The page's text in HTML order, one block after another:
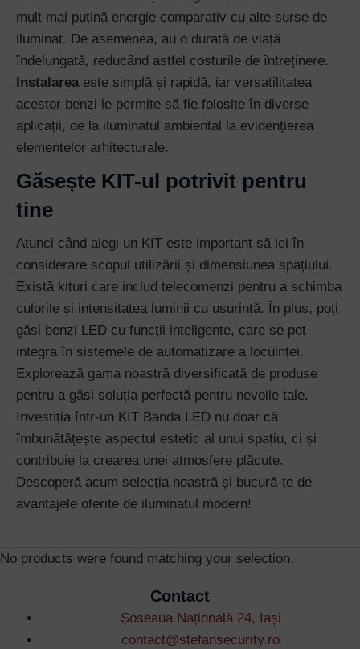
mult mai puțină energie comparativ cu alte surse de
iluminat. De asemenea, au o durată de viață
îndelungată, reducând astfel costurile de întreținere.
Instalareaeste simplă și rapidă, iar versatilitatea
acestor benzi le permite să fie folosite în diverse
aplicații, de la iluminatul ambiental la evidențierea
elementelor arhitecturale.
Găsește KIT-ul potrivit pentru
tine
Atunci când alegi un KIT este important să iei în
considerare scopul utilizării și dimensiunea spațiului.
Există kituri care includ telecomenzi pentru a schimba
culorile și intensitatea luminii cu ușurință. În plus, poți
găsi benzi LED cu funcții inteligente, care se pot
integra în sistemele de automatizare a locuinței.
Explorează gama noastră diversificată de produse
pentru a găsi soluția perfectă pentru nevoile tale.
Investiția într-un KIT Banda LED nu doar că
îmbunătățește aspectul estetic al unui spațiu, ci și
contribuie la crearea unei atmosfere plăcute.
Descoperă acum selecția noastră și bucură-te de
avantajele oferite de iluminatul modern!
No products were found matching your selection.
Contact
Șoseaua Națională 24, Iași
contact@stefansecurity.ro
Username or Email Address
Password
Remember Me
Lost your password?